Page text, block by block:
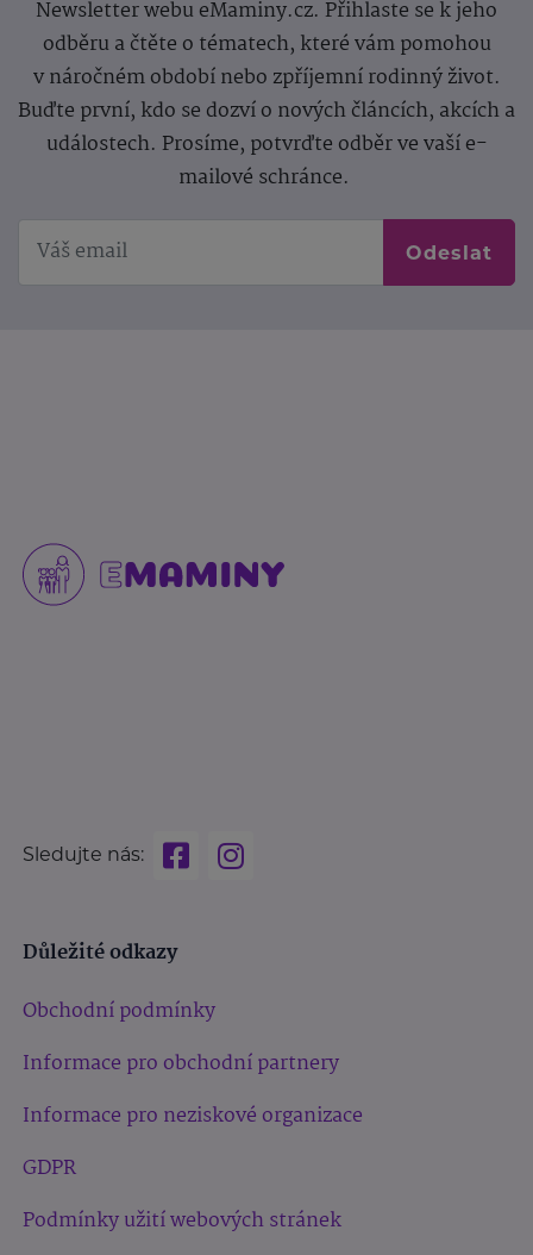
Newsletter webu eMaminy.cz. Přihlaste se k jeho
odběru a čtěte o tématech, které vám pomohou
v náročném období nebo zpříjemní rodinný život.
Buďte první, kdo se dozví o nových článcích, akcích a
událostech. Prosíme, potvrďte odběr ve vaší e-
mailové schránce.
Odeslat
Sledujte nás:
Důležité odkazy
Obchodní podmínky
Informace pro obchodní partnery
Informace pro neziskové organizace
GDPR
Podmínky užití webových stránek